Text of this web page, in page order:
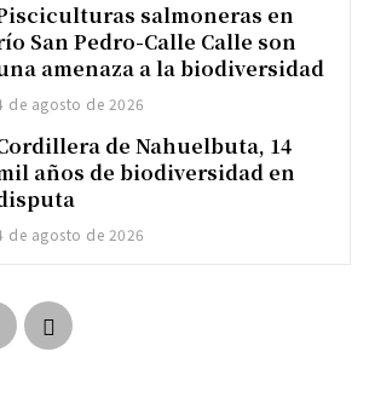
salmoneras en
San Pedro-Calle Calle son
amenaza a la biodiversidad
de agosto de 2026
de Nahuelbuta, 14
años de biodiversidad en
de agosto de 2026